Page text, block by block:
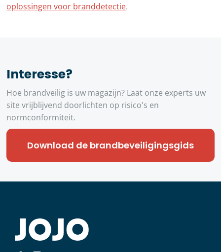
oplossingen voor branddetectie.
Interesse?
Hoe brandveilig is uw magazijn? Laat onze experts uw
site vrijblijvend doorlichten op risico's en
normconformiteit.
Download de brandbeveiligingsgids